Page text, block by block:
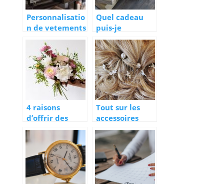
Personnalisatio
n de vetements
et accessoires,
pour lier l’utile
a l’agreable
Quel cadeau
puis-je
demander pour
la fête de Noël
?
4 raisons
d’offrir des
fleurs à un être
cher
Tout sur les
accessoires
pour les
cheveux